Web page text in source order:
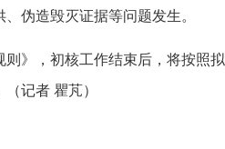
、伪造毁灭证据等问题发生。
》，初核工作结束后，将按照
记者 瞿芃）